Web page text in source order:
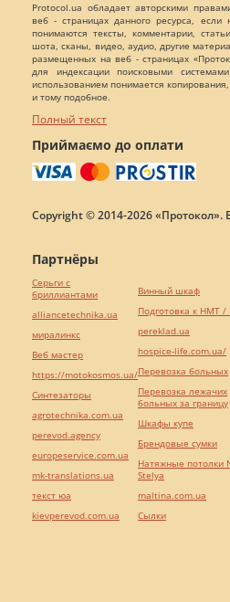
Protocol.ua обладает авторскими
веб - страницах данного ресурса,
понимаются тексты, комментарии,
шота, сканы, видео, аудио, другие
размещенных на веб - страницах
для индексации поисковыми
использованием понимается
и тому подобное.
Полный текст
Приймаємо до оплати
Copyright © 2014-2026
Партнёры
Серьги с
бриллиантами
alliancetechnika.ua
миралинкс
Веб мастер
https://motokosmos.ua/
Синтезаторы
agrotechnika.com.ua
perevod.agency
europeservice.com.ua
mk-translations.ua
текст юа
kievperevod.com.ua
Винный шкаф
Подготовка к НМТ /
pereklad.ua
hospice-life.com.ua/
Перевозка больных
Перевозка лежачих
больных за границу
Шкафы купе
Брендовые сумки
Натяжные потолки
Stelya
maltina.com.ua
Cылки